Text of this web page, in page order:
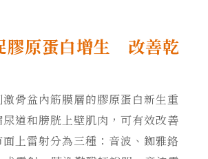
膠原蛋白增生 改善乾
骨盆內筋膜層的膠原蛋白新生重
道和膀胱上壁肌肉，可有效改善
上雷射分為三種：音波、銣雅鉻